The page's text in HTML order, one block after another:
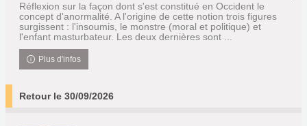
Réflexion sur la façon dont s'est constitué en Occident le
concept d'anormalité. A l'origine de cette notion trois figures
surgissent : l'insoumis, le monstre (moral et politique) et
l'enfant masturbateur. Les deux dernières sont ...
Plus d'infos
Retour le 30/09/2026